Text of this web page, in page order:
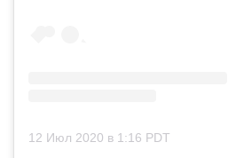
12 Июл 2020 в 1:16 PDT